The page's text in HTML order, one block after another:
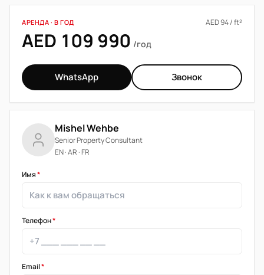
АРЕНДА · В ГОД AED 94 / ft²
AED 109 990 /год
WhatsApp Звонок
Mishel Wehbe
Senior Property Consultant
EN · AR · FR
Имя*
Телефон*
Email*